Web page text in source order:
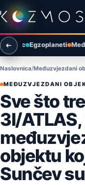
Preskoči na sadržaj
Otvori izbornik
Otvori pretragu
Mjesec Egzoplaneti
Naslovnica Međuzvjezdani
MEĐUZVJEZDANI
Sve što
3I/
objektu
Sunčev